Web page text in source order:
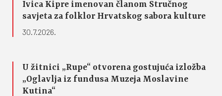
Ivica Kipre imenovan članom Stručnog
savjeta za folklor Hrvatskog sabora kulture
30.7.2026.
U žitnici „Rupe“ otvorena gostujuća izložba
„Oglavlja iz fundusa Muzeja Moslavine
Kutina“